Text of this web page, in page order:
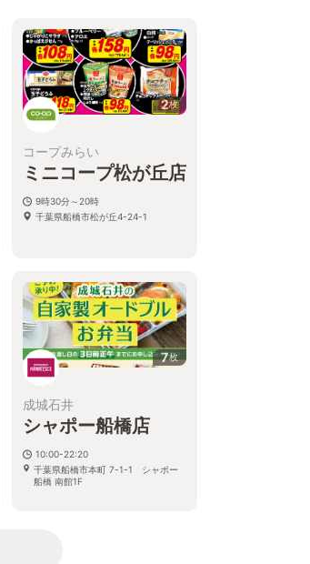
2枚
コープみらい
ミニコープ松が丘店
9時30分～20時
千葉県船橋市松が丘4-24-1
7枚
成城石井
シャポー船橋店
10:00-22:20
千葉県船橋市本町 7-1-1 シャポー
船橋 南館1F